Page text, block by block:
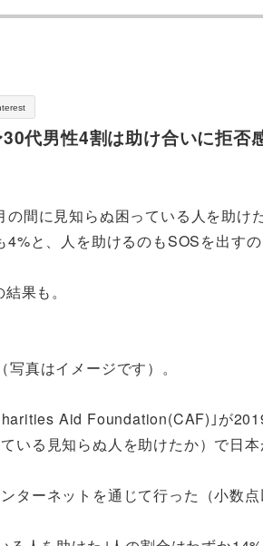
代男性4割は助け合いに拒否
間に見知らぬ困っている人を助け
と、人を助けるのもSOSを出す
果も。
真はイメージです）。
Aid Foundation(CAF)｣が
いる見知らぬ人を助けたか）で日
ターネットを通じて行った（小数